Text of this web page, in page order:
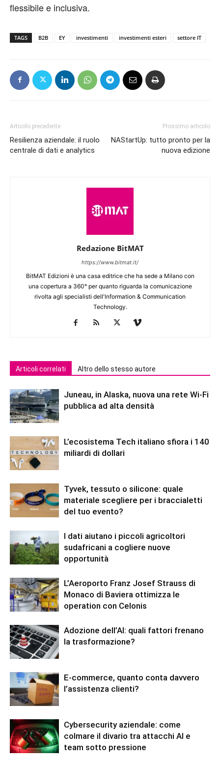
flessibile e inclusiva.
TAGS B2B EY investimenti investimenti esteri settore IT
Articolo precedente
Resilienza aziendale: il ruolo
centrale di dati e analytics
Prossimo articolo
NAStartUp: tutto pronto per la
nuova edizione
Redazione BitMAT
https://www.bitmat.it/
BitMAT Edizioni è una casa editrice che ha sede a Milano con
una copertura a 360° per quanto riguarda la comunicazione
rivolta agli specialisti dell'lnformation & Communication
Technology.
Articoli correlati Altro dello stesso autore
Juneau, in Alaska, nuova una rete Wi-Fi
pubblica ad alta densità
L’ecosistema Tech italiano sfiora i 140
miliardi di dollari
Tyvek, tessuto o silicone: quale
materiale scegliere per i braccialetti
del tuo evento?
I dati aiutano i piccoli agricoltori
sudafricani a cogliere nuove
opportunità
L’Aeroporto Franz Josef Strauss di
Monaco di Baviera ottimizza le
operation con Celonis
Adozione dell’AI: quali fattori frenano
la trasformazione?
E-commerce, quanto conta davvero
l’assistenza clienti?
Cybersecurity aziendale: come
colmare il divario tra attacchi AI e
team sotto pressione